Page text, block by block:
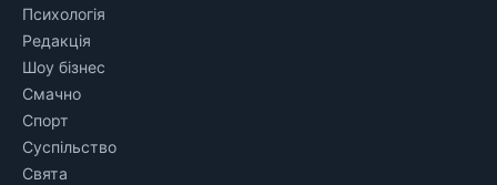
Психологія
Редакція
Шоу бізнес
Смачно
Спорт
Суспільство
Свята